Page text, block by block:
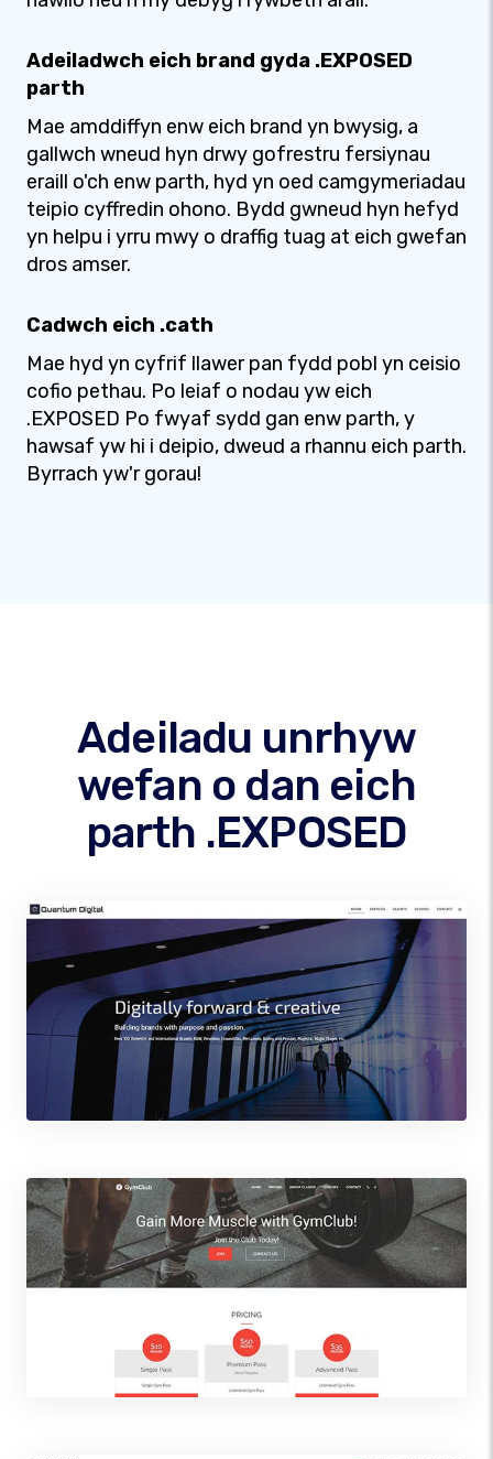
Adeiladwch eich brand gyda .EXPOSED
parth
Mae amddiffyn enw eich brand yn bwysig, a
gallwch wneud hyn drwy gofrestru fersiynau
eraill o'ch enw parth, hyd yn oed camgymeriadau
teipio cyffredin ohono. Bydd gwneud hyn hefyd
yn helpu i yrru mwy o draffig tuag at eich gwefan
dros amser.
Cadwch eich .cath
Mae hyd yn cyfrif llawer pan fydd pobl yn ceisio
cofio pethau. Po leiaf o nodau yw eich
.EXPOSED Po fwyaf sydd gan enw parth, y
hawsaf yw hi i deipio, dweud a rhannu eich parth.
Byrrach yw'r gorau!
Adeiladu unrhyw
wefan o dan eich
parth .EXPOSED